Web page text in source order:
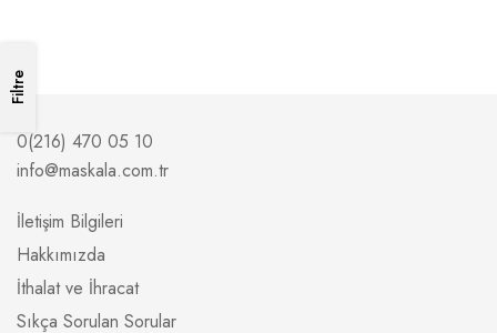
Filtre
0(216) 470 05 10
info@maskala.com.tr
İletişim Bilgileri
Hakkımızda
İthalat ve İhracat
Sıkça Sorulan Sorular